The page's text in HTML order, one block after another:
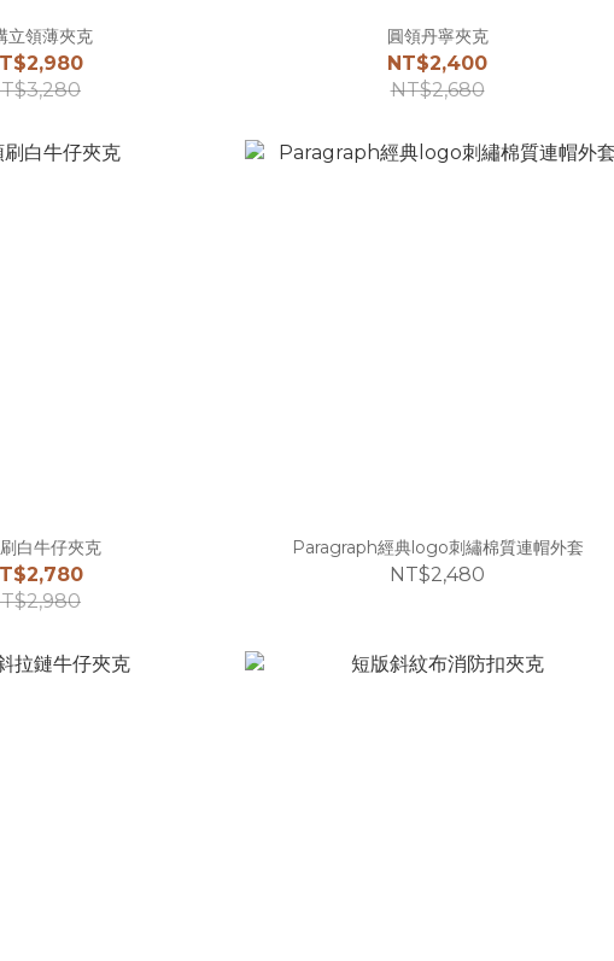
立領薄夾克 圓領丹寧夾克
NT$2,400
NT$2,680
白牛仔夾克 Paragraph經典logo刺繡棉質連帽外套
NT$2,480